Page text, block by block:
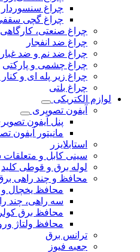
چراغ
چراغ گچی سقفی
چراغ صنعتی،
چراغ ضد انفجار
چراغ ضد نم و ضد غبار
چراغ چشمی و پارکتی
چراغ‌ زیر‌ پله‌ ای و کنار‌
چراغ بلتی
لوازم الکتریکی
آیفون تصویری
پنل آیفون
مانیتور آیفون
استابلایزر
سینی کابل و
لوله برق و قوطی کلید
محافظ و چند راهی
محافظ یخچال و
سه راهی، چند
محافظ برق
محافظ ولتاژ
ترانس برق
جعبه فیوز